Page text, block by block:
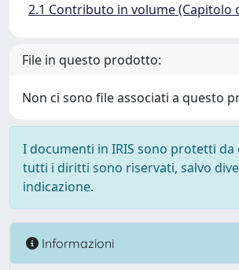
2.1 Contributo in volume (Capitolo
File in questo prodotto:
Non ci sono file associati a questo
I documenti in IRIS sono protetti
tutti i diritti sono riservati, salvo
indicazione.
Informazioni